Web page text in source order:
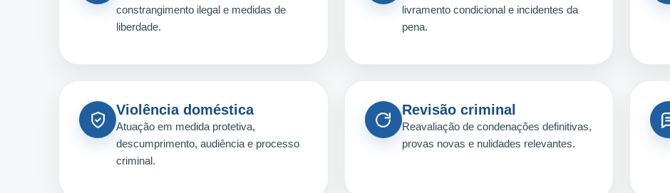
constrangimento ilegal e medidas de
liberdade.
livramento condicional e incidentes da
pena.
Violência doméstica
Atuação em medida protetiva,
descumprimento, audiência e processo
criminal.
Revisão criminal
Reavaliação de condenações definitivas,
provas novas e nulidades relevantes.